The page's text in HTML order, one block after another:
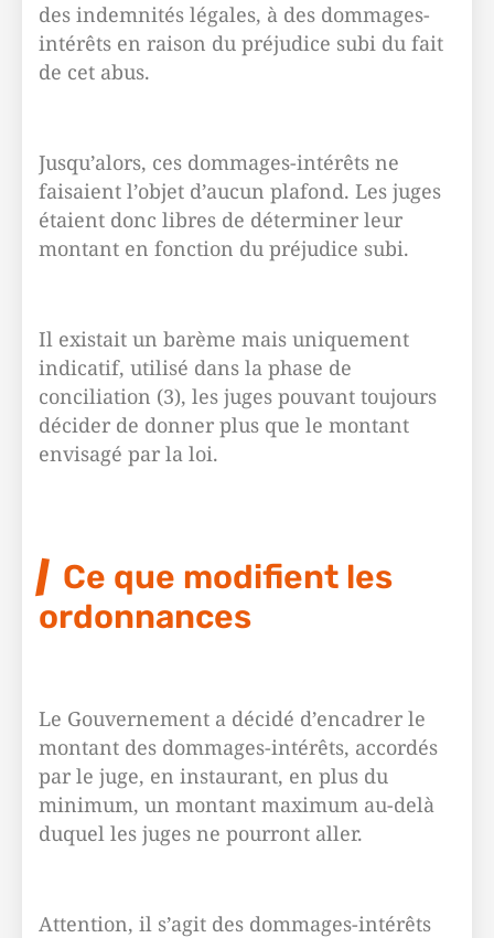
des indemnités légales, à des dommages-
intérêts en raison du préjudice subi du fait
de cet abus.
Jusqu’alors, ces dommages-intérêts ne
faisaient l’objet d’aucun plafond. Les juges
étaient donc libres de déterminer leur
montant en fonction du préjudice subi.
Il existait un barème mais uniquement
indicatif, utilisé dans la phase de
conciliation (3), les juges pouvant toujours
décider de donner plus que le montant
envisagé par la loi.
Ce que modifient les
ordonnances
Le Gouvernement a décidé d’encadrer le
montant des dommages-intérêts, accordés
par le juge, en instaurant, en plus du
minimum, un montant maximum au-delà
duquel les juges ne pourront aller.
Attention, il s’agit des dommages-intérêts